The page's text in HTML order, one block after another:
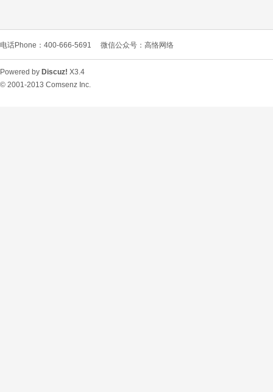
电话Phone：400-666-5691 微信公众号：高恪网络
Powered by Discuz! X3.4
© 2001-2013 Comsenz Inc.